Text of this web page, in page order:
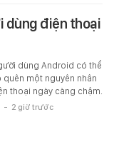
dùng điện thoại
dùng Android có thể
quên một nguyên nhân
thoại ngày càng chậm.
- 2 giờ trước